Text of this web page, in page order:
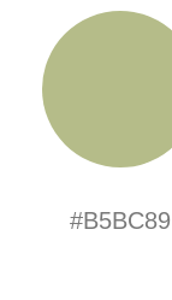
#B5BC89